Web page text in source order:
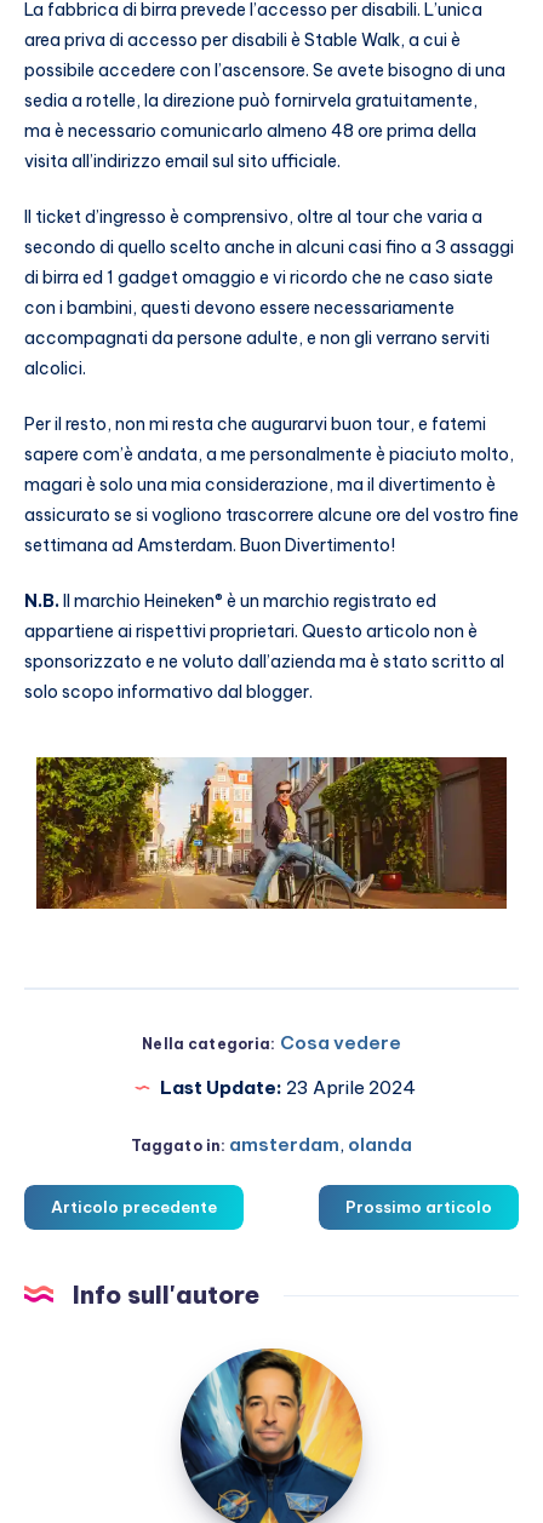
La fabbrica di birra prevede l’accesso per disabili. L’unica
area priva di accesso per disabili è Stable Walk, a cui è
possibile accedere con l’ascensore. Se avete bisogno di una
sedia a rotelle, la direzione può fornirvela gratuitamente,
ma è necessario comunicarlo almeno 48 ore prima della
visita all’indirizzo email sul sito ufficiale.
Il ticket d’ingresso è comprensivo, oltre al tour che varia a
secondo di quello scelto anche in alcuni casi fino a 3 assaggi
di birra ed 1 gadget omaggio e vi ricordo che ne caso siate
con i bambini, questi devono essere necessariamente
accompagnati da persone adulte, e non gli verrano serviti
alcolici.
Per il resto, non mi resta che augurarvi buon tour, e fatemi
sapere com’è andata, a me personalmente è piaciuto molto,
magari è solo una mia considerazione, ma il divertimento è
assicurato se si vogliono trascorrere alcune ore del vostro fine
settimana ad Amsterdam. Buon Divertimento!
N.B.Il marchio Heineken® è un marchio registrato ed
appartiene ai rispettivi proprietari. Questo articolo non è
sponsorizzato e ne voluto dall’azienda ma è stato scritto al
solo scopo informativo dal blogger.
Nella categoria: Cosa vedere
Last Update: 23 Aprile 2024
Taggato in: amsterdam, olanda
Articolo precedente Prossimo articolo
Info sull'autore
Marco
Martucci